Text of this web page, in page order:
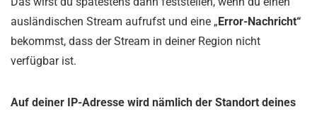
ausländischen Stream aufrufst und eine „Error-Nachricht“
bekommst, dass der Stream in deiner Region nicht
verfügbar ist.
Auf deiner IP-Adresse wird nämlich der Standort deines